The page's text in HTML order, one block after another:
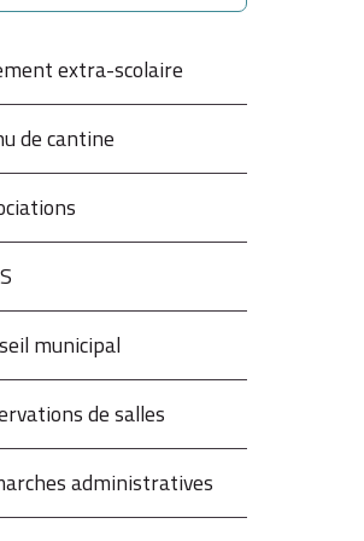
extra-scolaire
de cantine
municipal
de salles
administratives